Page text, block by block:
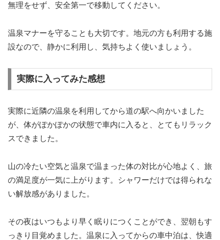
無理をせず、安全第一で移動してください。
温泉マナーを守ることも大切です。地元の方も利用する施
設なので、静かに利用し、気持ちよく使いましょう。
実際に入ってみた感想
実際に近隣の温泉を利用してから道の駅へ向かいました
が、体がぽかぽかの状態で車内に入ると、とてもリラック
スできました。
山の冷たい空気と温泉で温まった体の対比が心地よく、旅
の満足度が一気に上がります。シャワーだけでは得られな
い解放感がありました。
その夜はいつもより早く眠りにつくことができ、翌朝もす
っきり目覚めました。温泉に入ってからの車中泊は、快適